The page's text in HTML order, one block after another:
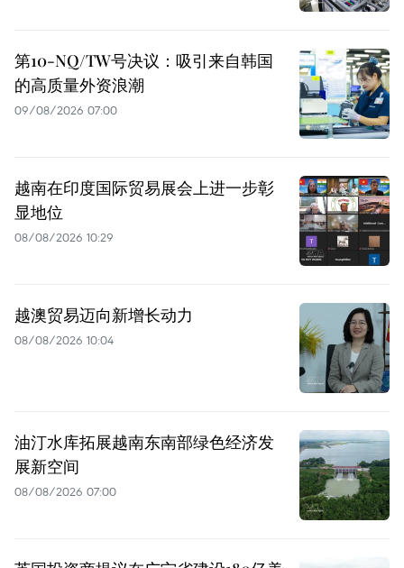
第10-NQ/TW号决议：吸引来自韩国
的高质量外资浪潮
09/08/2026 07:00
越南在印度国际贸易展会上进一步彰
显地位
08/08/2026 10:29
越澳贸易迈向新增长动力
08/08/2026 10:04
油汀水库拓展越南东南部绿色经济发
展新空间
08/08/2026 07:00